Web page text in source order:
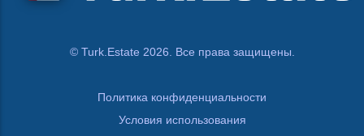
© Turk.Estate 2026. Все права защищены.
Политика конфиденциальности
Условия использования